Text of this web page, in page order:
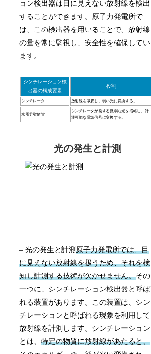
ョン検出器は目に見えない放射線を検出
することができます。原子力発電所で
は、この検出器を用いることで、放射線
の量を常に監視し、安全性を確保してい
ます。
シンチレーション検
出器の構成要素
役割
シンチレータ 放射線を吸収し、弱い光に変換する。
光電子増倍管
シンチレータが発する微弱な光を増幅し、計
測可能な電気信号に変換する。
光の発生と計測
– 光の発生と計測原子力発電所では、目
に見えない放射線を扱うため、それを検
知し計測する技術が欠かせません。その
一つに、シンチレーション検出器と呼ば
れる装置があります。この装置は、シン
チレーションと呼ばれる現象を利用して
放射線を計測します。シンチレーション
とは、特定の物質に放射線があたると、